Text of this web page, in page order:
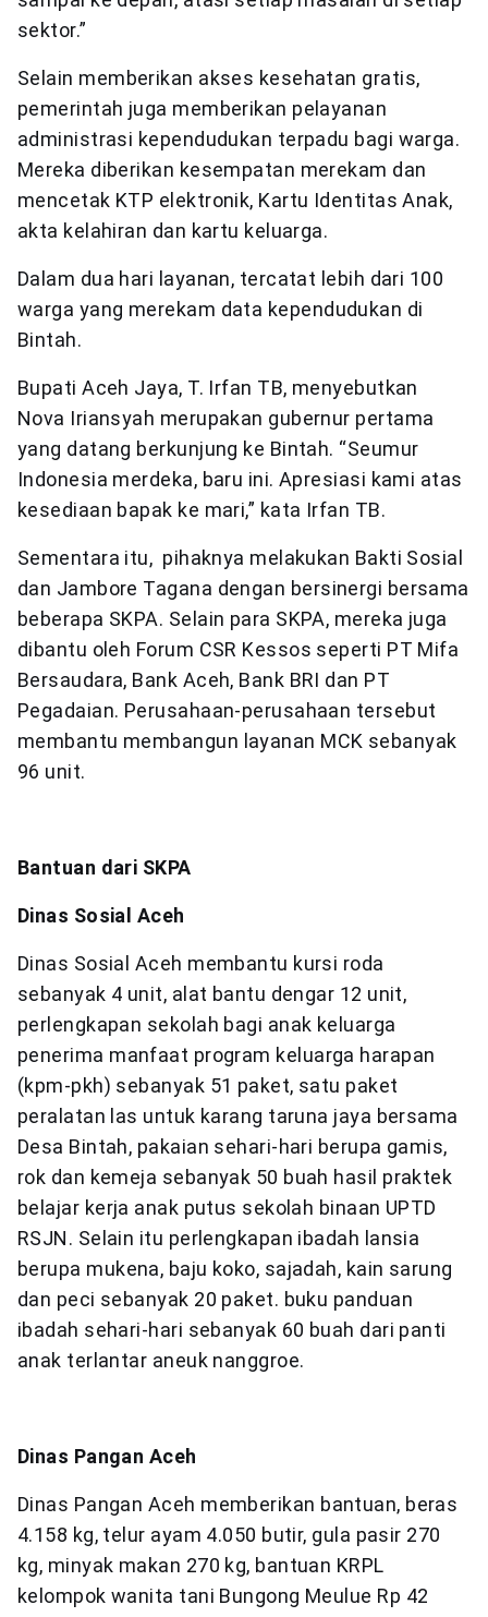
sektor.”
Selain memberikan akses kesehatan gratis,
pemerintah juga memberikan pelayanan
administrasi kependudukan terpadu bagi warga.
Mereka diberikan kesempatan merekam dan
mencetak KTP elektronik, Kartu Identitas Anak,
akta kelahiran dan kartu keluarga.
Dalam dua hari layanan, tercatat lebih dari 100
warga yang merekam data kependudukan di
Bintah.
Bupati Aceh Jaya, T. Irfan TB, menyebutkan
Nova Iriansyah merupakan gubernur pertama
yang datang berkunjung ke Bintah. “Seumur
Indonesia merdeka, baru ini. Apresiasi kami atas
kesediaan bapak ke mari,” kata Irfan TB.
Sementara itu, pihaknya melakukan Bakti Sosial
dan Jambore Tagana dengan bersinergi bersama
beberapa SKPA. Selain para SKPA, mereka juga
dibantu oleh Forum CSR Kessos seperti PT Mifa
Bersaudara, Bank Aceh, Bank BRI dan PT
Pegadaian. Perusahaan-perusahaan tersebut
membantu membangun layanan MCK sebanyak
96 unit.
Bantuan dari SKPA
Dinas Sosial Aceh
Dinas Sosial Aceh membantu kursi roda
sebanyak 4 unit, alat bantu dengar 12 unit,
perlengkapan sekolah bagi anak keluarga
penerima manfaat program keluarga harapan
(kpm-pkh) sebanyak 51 paket, satu paket
peralatan las untuk karang taruna jaya bersama
Desa Bintah, pakaian sehari-hari berupa gamis,
rok dan kemeja sebanyak 50 buah hasil praktek
belajar kerja anak putus sekolah binaan UPTD
RSJN. Selain itu perlengkapan ibadah lansia
berupa mukena, baju koko, sajadah, kain sarung
dan peci sebanyak 20 paket. buku panduan
ibadah sehari-hari sebanyak 60 buah dari panti
anak terlantar aneuk nanggroe.
Dinas Pangan Aceh
Dinas Pangan Aceh memberikan bantuan, beras
4.158 kg, telur ayam 4.050 butir, gula pasir 270
kg, minyak makan 270 kg, bantuan KRPL
kelompok wanita tani Bungong Meulue Rp 42